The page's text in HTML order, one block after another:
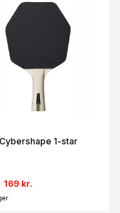
1-star
169 kr.